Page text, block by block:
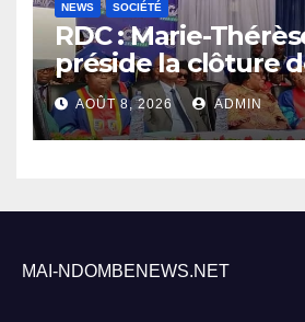
NEWS SOCIÉTÉ
RDC : Marie-
préside la clôture
académique 2025-
l’UNIKIN
AOÛT 8, 2026 ADMIN
MAI-NDOMBENEWS.NET